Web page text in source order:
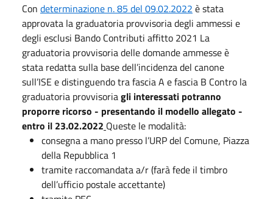
Con determinazione n. 85 del 09.02.2022 è stata
approvata la graduatoria provvisoria degli ammessi e
degli esclusi Bando Contributi affitto 2021 La
graduatoria provvisoria delle domande ammesse è
stata redatta sulla base dell’incidenza del canone
sull’ISE e distinguendo tra fascia A e fascia B Contro la
graduatoria provvisoriagli interessati potranno
proporre ricorso - presentando il modello allegato -
entro il 23.02.2022 Queste le modalità:
consegna a mano presso l’URP del Comune, Piazza
della Repubblica 1
tramite raccomandata a/r (farà fede il timbro
dell’ufficio postale accettante)